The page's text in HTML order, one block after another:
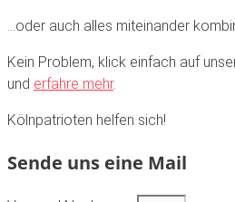
…oder auch alles miteinander
Kein Problem, klick einfach auf
und erfahre mehr.
Kölnpatrioten helfen sich!
Sende uns eine Mail